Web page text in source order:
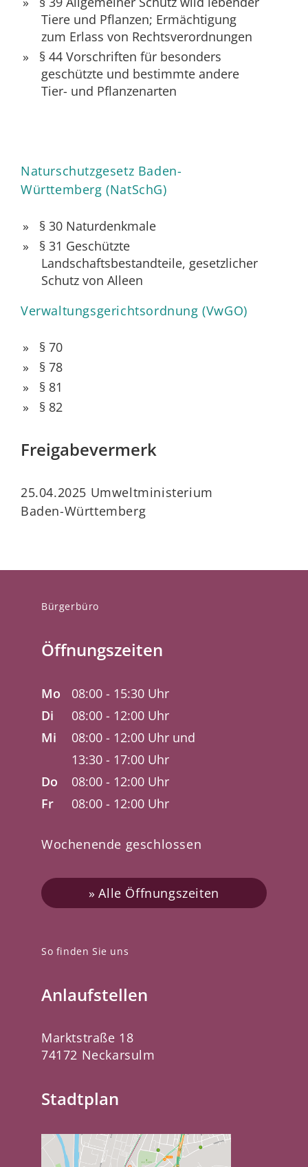
Tiere und Pflanzen; Ermächtigung
zum Erlass von Rechtsverordnungen
§ 44 Vorschriften für besonders
geschützte und bestimmte andere
Tier- und Pflanzenarten
Naturschutzgesetz Baden-
Württemberg (NatSchG)
§ 30 Naturdenkmale
§ 31 Geschützte
Landschaftsbestandteile, gesetzlicher
Schutz von Alleen
Verwaltungsgerichtsordnung (VwGO)
§ 70
§ 78
§ 81
§ 82
Freigabevermerk
25.04.2025 Umweltministerium
Baden-Württemberg
So finden Sie uns
Anlaufstellen
Marktstraße 18
74172 Neckarsulm
Stadtplan
Bürgerbüro
Öffnungszeiten
Mo
08:00 - 15:30 Uhr
Di
08:00 - 12:00 Uhr
Mi
08:00 - 12:00 Uhr und
13:30 - 17:00 Uhr
Do
08:00 - 12:00 Uhr
Fr
08:00 - 12:00 Uhr
Wochenende geschlossen
Alle Öffnungszeiten